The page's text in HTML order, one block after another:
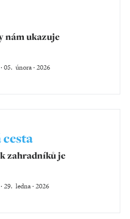
nám ukazuje
05. února ‧ 2026
zahradníků je
29. ledna ‧ 2026